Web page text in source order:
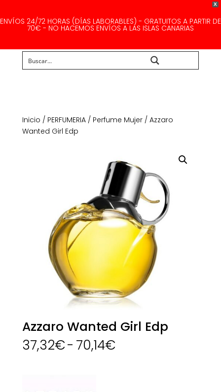
X
ENVÍOS 24/72 HORAS (DÍAS LABORABLES) - GRATUITOS A PARTIR DE
70€ - NO HACEMOS ENVÍOS A LAS ISLAS CANARIAS
Inicio / PERFUMERIA/ Perfume Mujer/ Azzaro
Wanted Girl Edp
Azzaro Wanted Girl Edp
37,32€- 70,14€Rango